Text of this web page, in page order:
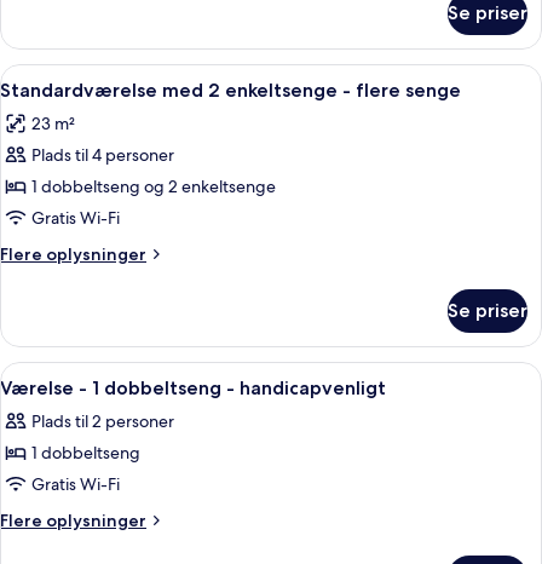
forbundne
værelser
-
flere
senge
forbundne
værelser
Se priser
Indlæs
alle
billeder
af
Standardværelse
med
2
enkeltsenge
flere
senge
Et hotelværelse med to senge, et
6
Standardværelse med 2 enkeltsenge - flere senge
23 m²
Plads til 4 personer
1 dobbeltseng og 2 enkeltsenge
Gratis Wi-Fi
Flere oplysninger
Flere
med
enkeltsenge
flere
senge
Se priser
Indlæs
alle
billeder
af
Værelse
-
Et hotelværelse med en korterør, en
9
Værelse - 1 dobbeltseng - handicapvenligt
Plads til 2 personer
1 dobbeltseng
Gratis Wi-Fi
Flere oplysninger
Flere